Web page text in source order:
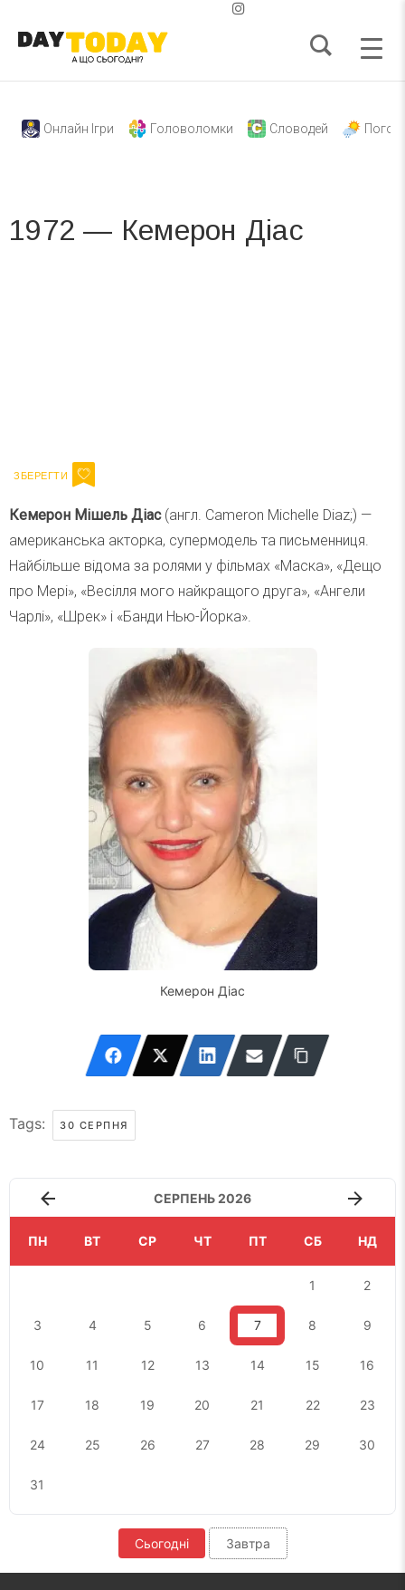
Онлайн Ігри Головоломки Словодей
1972 — Кемерон Діас
Кемерон Мішель Діас (англ. Cameron Michelle Diaz;) —
американська акторка, супермодель та письменниця.
Найбільше відома за ролями у фільмах «Маска», «Дещо
про Мері», «Весілля мого найкращого друга», «Ангели
Чарлі», «Шрек» і «Банди Нью-Йорка».
Кемерон Діас
Tags: 30 СЕРПНЯ
СЕРПЕНЬ 2026
ПН ВТ СР ЧТ ПТ СБ НД
1 2
3 4 5 6 7 8 9
10 11 12 13 14 15 16
17 18 19 20 21 22 23
24 25 26 27 28 29 30
31
Сьогодні Завтра